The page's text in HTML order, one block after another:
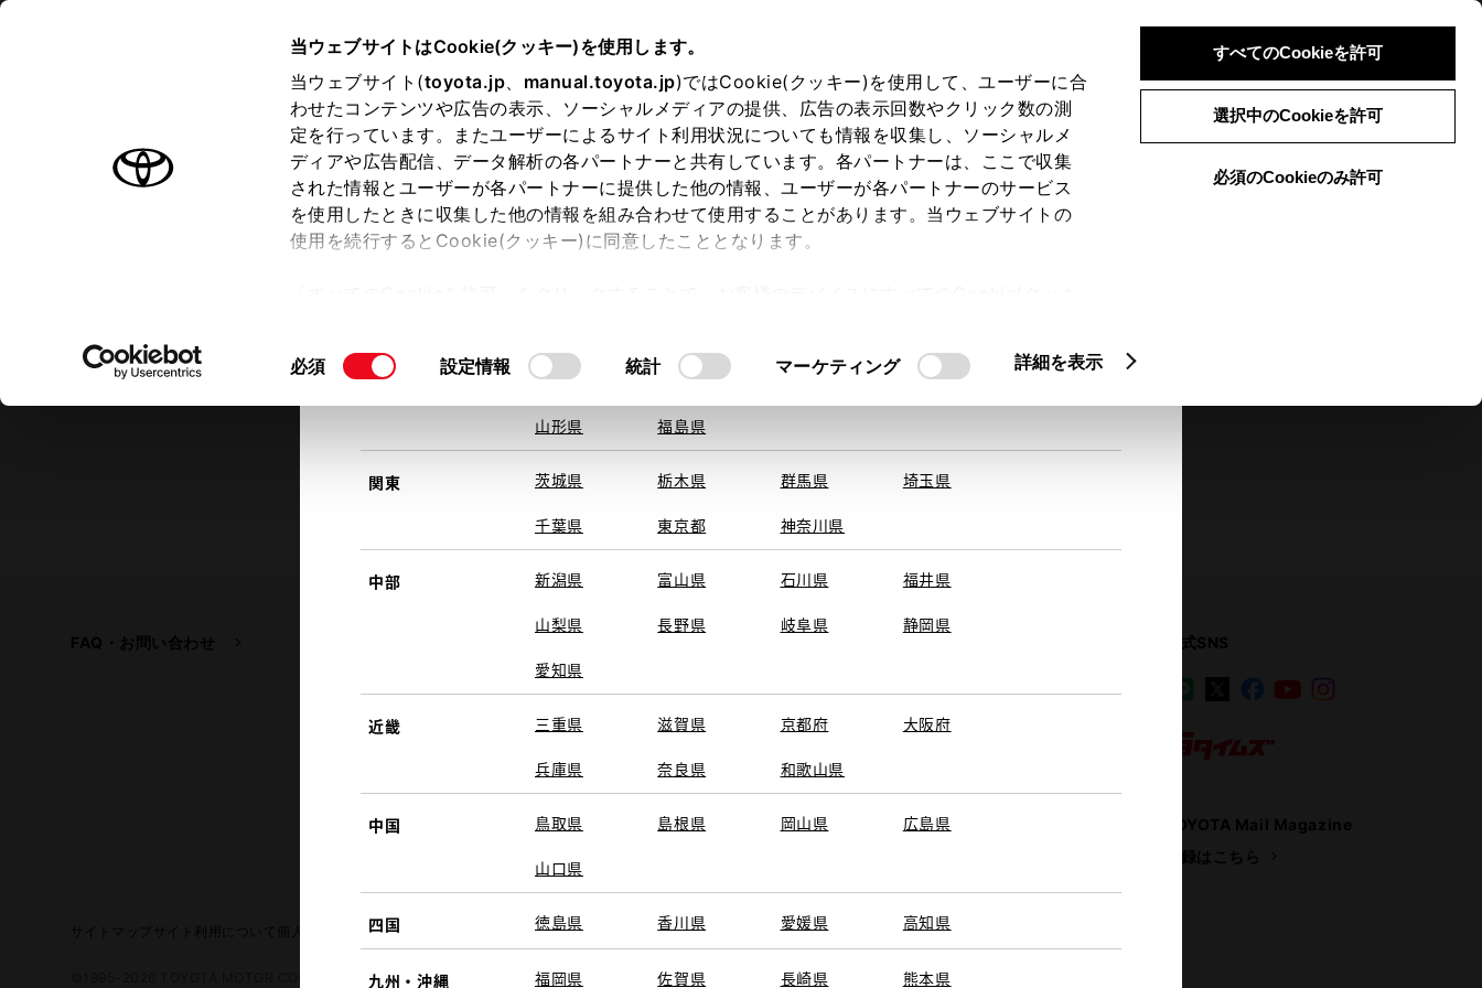
当ウェブサイトはCookie(クッキー)を使用します。
当ウェブサイト(toyota.jp、 manual.toyota.jp)ではCookie(クッキー)を使用して、ユーザーに合
わせたコンテンツや広告の表示、ソーシャルメディアの提供、広告の表示回数やクリック数の測
定を行っています。またユーザーによるサイト利用状況についても情報を収集し、ソーシャルメ
ディアや広告配信、データ解析の各パートナーと共有しています。各パートナーは、ここで収集
された情報とユーザーが各パートナーに提供した他の情報、ユーザーが各パートナーのサービス
を使用したときに収集した他の情報を組み合わせて使用することがあります。当ウェブサイトの
使用を続行するとCookie(クッキー)に同意したこととなります。
て」をご覧ください。
同
必須 設定情報 統計 マーケティング 詳細を表示
すべてのCookieを許可
選択中のCookieを許可
必須のCookieのみ許可
ログイン 検索 メニュー
オーナーサポート トピックス
現在地を取得できませんでした。
該当する地域・都道府県をお選びください。
北海道 旭川 釧路 札幌
東北 青森県 岩手県 宮城県 秋田県
山形県 福島県
関東 茨城県 栃木県 群馬県 埼玉県
千葉県 東京都 神奈川県
中部 新潟県 富山県 石川県 福井県
山梨県 長野県 岐阜県 静岡県
愛知県
近畿 三重県 滋賀県 京都府 大阪府
兵庫県 奈良県 和歌山県
中国 鳥取県 島根県 岡山県 広島県
山口県
四国 徳島県 香川県 愛媛県 高知県
九州・沖縄 福岡県 佐賀県 長崎県 熊本県
トヨタ認定中古車 メニュー
トヨタ認定中古車の魅力 3つの買い方 オンライン購入 お気に入り
申し訳ございません。
何らかの問題が発生しました。
恐れ入りますが、しばらく経ってから再度、お試し下さい。
FAQ・お問い合わせ
トヨタイムズ トヨタ中古車オンラインストア
クルマ買取
トヨタレンタカー
TOYOTA SHARE
トヨタのau/UQ
公式SNS
LINE Facebook
YouTube
TOYOTA Mail Magazine
登録はこちら
サイト利用について 個人情報の取扱いについて TOYOTAアカウント利用規約 反社会的勢力に対する基本方針企業情報 リコール情報
©1995-2026 TOYOTA MOTOR CORPORATION. ALL RIGHTS RESERVED.